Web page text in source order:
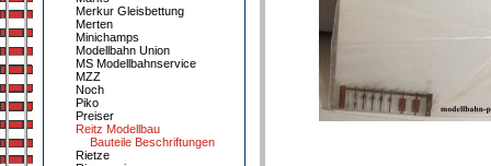
Merkur Gleisbettung
Merten
Minichamps
Modellbahn Union
MS Modellbahnservice
MZZ
Noch
Piko
Preiser
Reitz Modellbau
Bauteile Beschriftungen
Rietze